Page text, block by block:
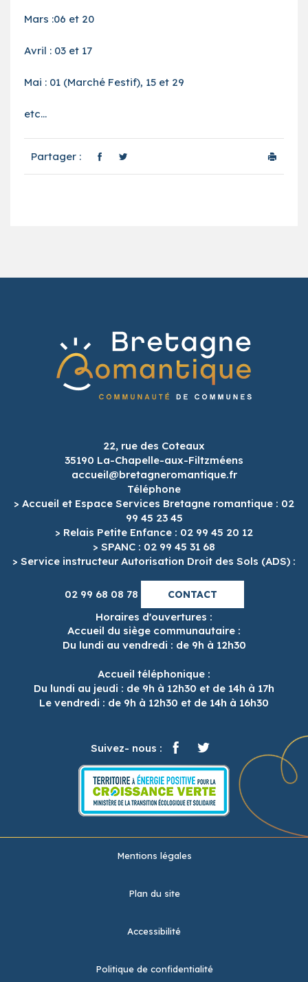
Mars :06 et 20
Avril : 03 et 17
Mai : 01 (Marché Festif), 15 et 29
etc…
Partager :
22, rue des Coteaux
35190 La-Chapelle-aux-Filtzméens
accueil@bretagneromantique.fr
Téléphone
> Accueil et Espace Services Bretagne romantique : 02
99 45 23 45
> Relais Petite Enfance : 02 99 45 20 12
> SPANC : 02 99 45 31 68
> Service instructeur Autorisation Droit des Sols (ADS) :
02 99 68 08 78 CONTACT
Horaires d'ouvertures :
Accueil du siège communautaire :
Du lundi au vendredi : de 9h à 12h30
Accueil téléphonique :
Du lundi au jeudi : de 9h à 12h30 et de 14h à 17h
Le vendredi : de 9h à 12h30 et de 14h à 16h30
Suivez- nous :
Mentions légales
Plan du site
Accessibilité
Politique de confidentialité